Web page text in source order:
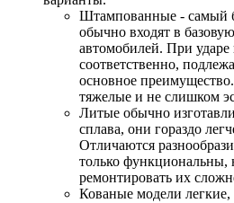
Штампованные - самый
обычно входят в
автомобилей. При
соответственно,
основное
тяжелые и не слишком
Литые обычно
сплава, они гораздо
Отличаются
только
ремонтировать их
Кованые модели